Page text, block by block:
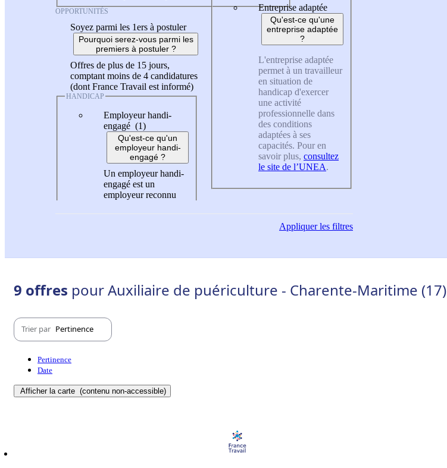
OPPORTUNITÉS
Soyez parmi les 1ers à postuler
Pourquoi serez-vous parmi les
premiers à postuler ?
Offres de plus de 15 jours,
comptant moins de 4 candidatures
(dont France Travail est informé)
HANDICAP
Employeur handi-
engagé (1)
Qu'est-ce qu'un
employeur handi-
engagé ?
Un employeur handi-
engagé est un
employeur reconnu
Entreprise adaptée
Qu'est-ce qu'une
entreprise adaptée
?
L'entreprise adaptée
permet à un travailleur
en situation de
handicap d'exercer
une activité
professionnelle dans
des conditions
adaptées à ses
capacités. Pour en
savoir plus, consultez
le site de l’UNEA.
Appliquerles filtres
9 offres pour Auxiliaire de puériculture - Charente-Maritime (17)
Trier par Pertinence
Pertinence
Date
Afficher la carte (contenu non-accessible)